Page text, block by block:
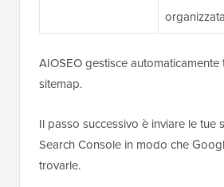
organizzata
AIOSEO gestisce
sitemap.
Il passo successivo è inviare le tue
Search Console in modo che
trovarle.